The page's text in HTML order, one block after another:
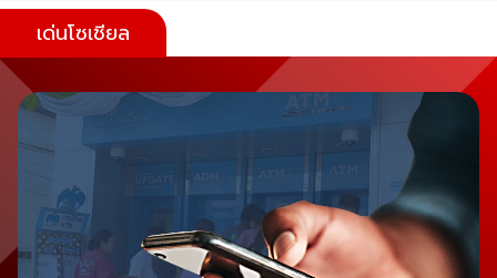
เด่นโซเชียล